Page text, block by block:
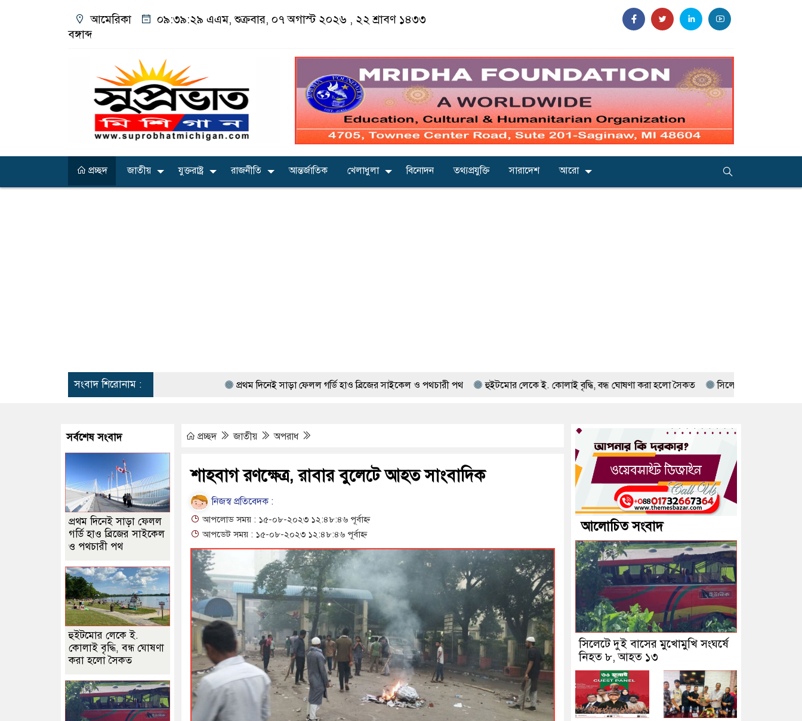
আমেরিকা ০৯:৩৯:৩১ এএম, শুক্রবার, ০৭ অগাস্ট ২০২৬ , ২২ শ্রাবণ ১৪৩৩
বঙ্গাব্দ
প্রচ্ছদ জাতীয় যুক্তরাষ্ট্র রাজনীতি আন্তর্জাতিক খেলাধুলা বিনোদন তথ্যপ্রযুক্তি সারাদেশ আরো
সংবাদ শিরোনাম : প্রথম দিনেই সাড়া ফেলল গর্ডি হাও ব্রিজের সাইকেল ও পথচারী পথ হুইটমোর লেকে ই. কোলাই বৃদ্ধি, বন্ধ ঘোষণা করা হলো সৈকত সিলেটে দুই বাসের মুখোমুখি সংঘর্ষে
প্রচ্ছদ জাতীয় অপরাধ
শাহবাগ রণক্ষেত্র, রাবার বুলেটে আহত সাংবাদিক
নিজস্ব প্রতিবেদক :
আপলোড সময় : ১৫-০৮-২০২৩ ১২:৪৮:৪৬ পূর্বাহ্ন
আপডেট সময় : ১৫-০৮-২০২৩ ১২:৪৮:৪৬ পূর্বাহ্ন
সর্বশেষ সংবাদ
প্রথম দিনেই সাড়া ফেলল
গর্ডি হাও ব্রিজের সাইকেল
ও পথচারী পথ
হুইটমোর লেকে ই.
কোলাই বৃদ্ধি, বন্ধ ঘোষণা
করা হলো সৈকত
আলোচিত সংবাদ
সিলেটে দুই বাসের মুখোমুখি সংঘর্ষে
নিহত ৮, আহত ১৩